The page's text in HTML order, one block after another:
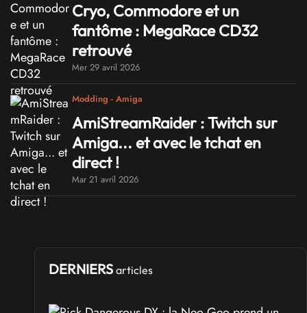
Cryo, Commodore et un
fantôme : MegaRace CD32
retrouvé
Mer 29 avril 2026
Modding - Amiga
AmiStreamRaider : Twitch sur
Amiga... et avec le tchat en
direct !
Mar 21 avril 2026
DERNIERS articles